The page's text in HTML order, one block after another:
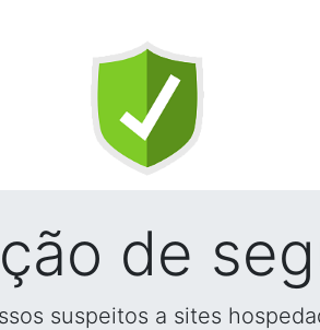
de
suspeitos a sites